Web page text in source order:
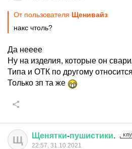
От пользователя Щенивайз
накс чтоль?
Да нееее
Ну на изделия, которые он
Типа и ОТК по другому
Только зп та же
Щ Щенятки-пушистики.
22:57, 31.10.2021